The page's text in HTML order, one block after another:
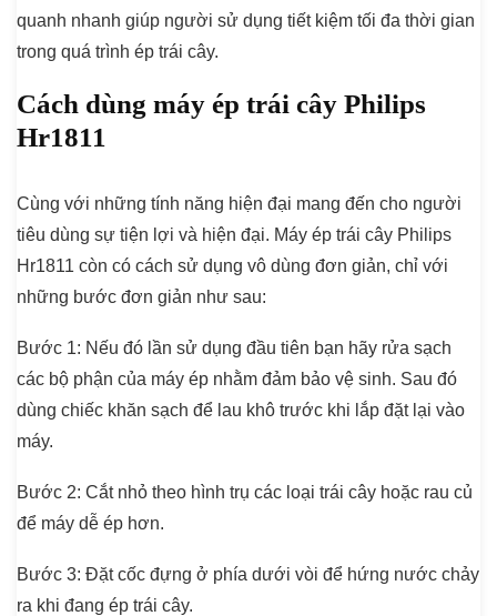
quanh nhanh giúp người sử dụng tiết kiệm tối đa thời gian
trong quá trình ép trái cây.
Cách dùng máy ép trái cây Philips
Hr1811
Cùng với những tính năng hiện đại mang đến cho người
tiêu dùng sự tiện lợi và hiện đại. Máy ép trái cây Philips
Hr1811 còn có cách sử dụng vô dùng đơn giản, chỉ với
những bước đơn giản như sau:
Bước 1: Nếu đó lần sử dụng đầu tiên bạn hãy rửa sạch
các bộ phận của máy ép nhằm đảm bảo vệ sinh. Sau đó
dùng chiếc khăn sạch để lau khô trước khi lắp đặt lại vào
máy.
Bước 2: Cắt nhỏ theo hình trụ các loại trái cây hoặc rau củ
để máy dễ ép hơn.
Bước 3: Đặt cốc đựng ở phía dưới vòi để hứng nước chảy
ra khi đang ép trái cây.